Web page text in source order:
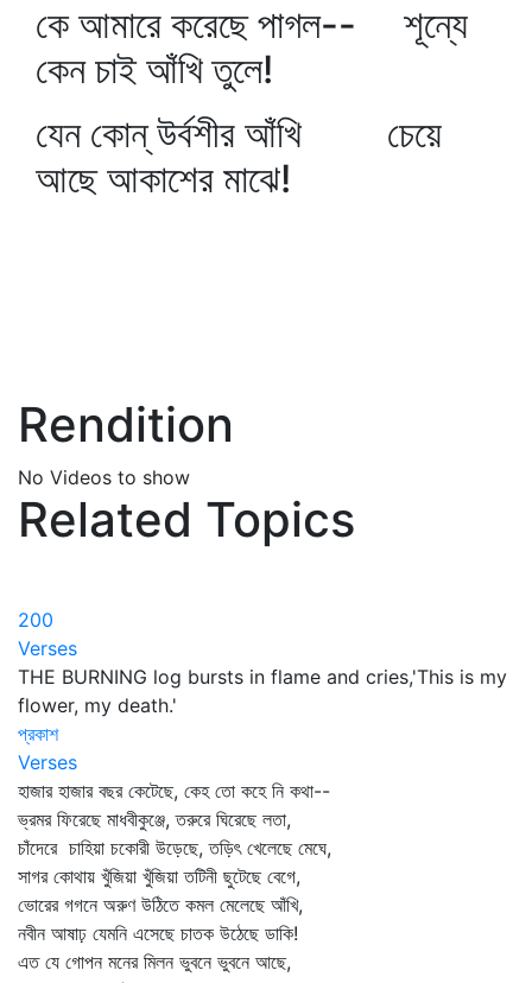
কে আমারে করেছে পাগল-- শূন্যে
কেন চাই আঁখি তুলে!
যেন কোন্‌ উর্বশীর আঁখি চেয়ে
আছে আকাশের মাঝে!
Rendition
No Videos to show
Related Topics
200
Verses
THE BURNING log bursts in flame and cries,'This is my
flower, my death.'
প্রকাশ
Verses
হাজার হাজার বছর কেটেছে, কেহ তো কহে নি কথা--
ভ্রমর ফিরেছে মাধবীকুঞ্জে, তরুরে ঘিরেছে লতা,
চাঁদেরে চাহিয়া চকোরী উড়েছে, তড়িৎ খেলেছে মেঘে,
সাগর কোথায় খুঁজিয়া খুঁজিয়া তটিনী ছুটেছে বেগে,
ভোরের গগনে অরুণ উঠিতে কমল মেলেছে আঁখি,
নবীন আষাঢ় যেমনি এসেছে চাতক উঠেছে ডাকি!
এত যে গোপন মনের মিলন ভুবনে ভুবনে আছে,